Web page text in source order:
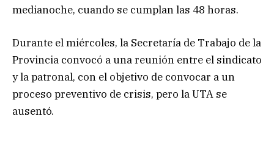
medianoche, cuando se cumplan las 48 horas.
Durante el miércoles, la Secretaría de Trabajo de la
Provincia convocó a una reunión entre el sindicato
y la patronal, con el objetivo de convocar a un
proceso preventivo de crisis, pero la UTA se
ausentó.